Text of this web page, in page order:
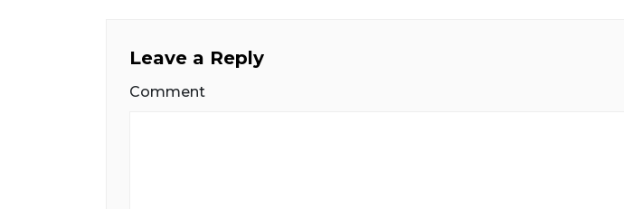
Leave a Reply
Comment